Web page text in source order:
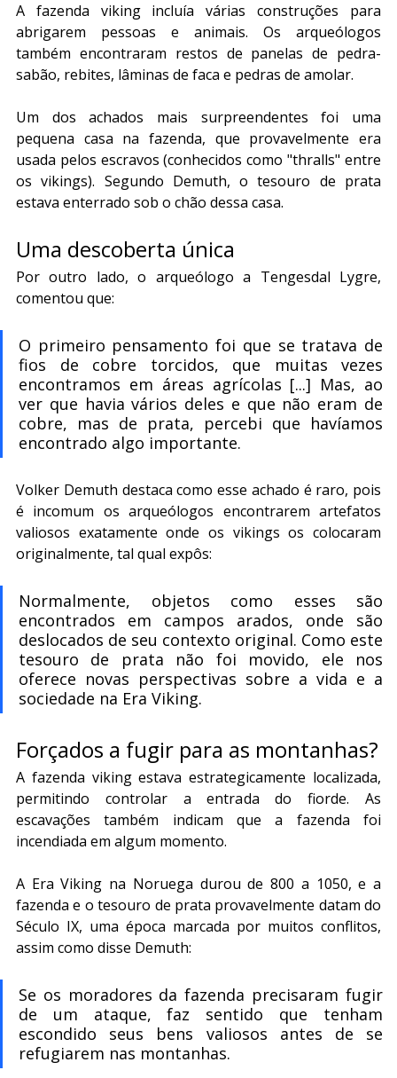
A fazenda viking incluía várias construções para
abrigarem pessoas e animais. Os arqueólogos
também encontraram restos de panelas de pedra-
sabão, rebites, lâminas de faca e pedras de amolar.
Um dos achados mais surpreendentes foi uma
pequena casa na fazenda, que provavelmente era
usada pelos escravos (conhecidos como "thralls" entre
os vikings). Segundo Demuth, o tesouro de prata
estava enterrado sob o chão dessa casa.
Uma descoberta única
Por outro lado, o arqueólogo a Tengesdal Lygre,
comentou que:
O primeiro pensamento foi que se tratava de
fios de cobre torcidos, que muitas vezes
encontramos em áreas agrícolas [...] Mas, ao
ver que havia vários deles e que não eram de
cobre, mas de prata, percebi que havíamos
encontrado algo importante.
Volker Demuth destaca como esse achado é raro, pois
é incomum os arqueólogos encontrarem artefatos
valiosos exatamente onde os vikings os colocaram
originalmente, tal qual expôs:
Normalmente, objetos como esses são
encontrados em campos arados, onde são
deslocados de seu contexto original. Como este
tesouro de prata não foi movido, ele nos
oferece novas perspectivas sobre a vida e a
sociedade na Era Viking.
Forçados a fugir para as montanhas?
A fazenda viking estava estrategicamente localizada,
permitindo controlar a entrada do fiorde. As
escavações também indicam que a fazenda foi
incendiada em algum momento.
A Era Viking na Noruega durou de 800 a 1050, e a
fazenda e o tesouro de prata provavelmente datam do
Século IX, uma época marcada por muitos conflitos,
assim como disse Demuth:
Se os moradores da fazenda precisaram fugir
de um ataque, faz sentido que tenham
escondido seus bens valiosos antes de se
refugiarem nas montanhas.